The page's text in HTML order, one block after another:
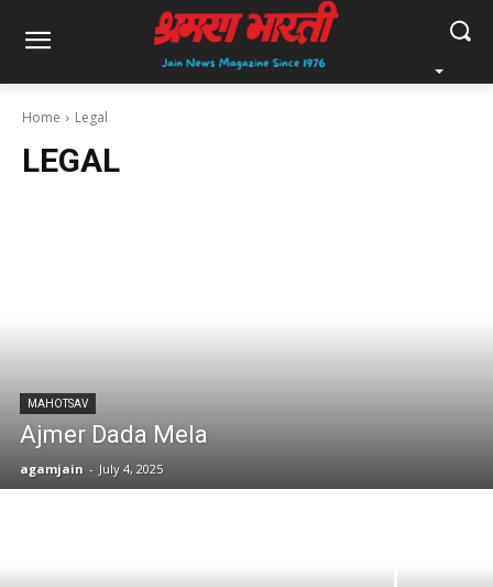
Home Legal
LEGAL
MAHOTSAV
Ajmer Dada Mela
agamjain - July 4, 2025